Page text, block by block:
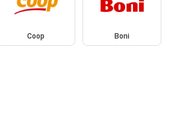
Coop Boni